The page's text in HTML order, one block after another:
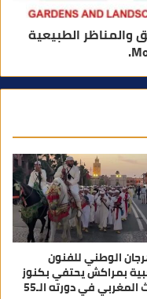
الطبيعية
الوطني للفنون
بمراكش يحتفي بكنوز
المغربي في دورته الـ55